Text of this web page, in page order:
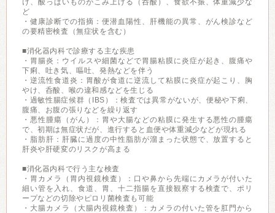
け、酸っぱいものがこみ上げる（呑酸）、食欲不振、体重減少な
ど
・健康診断での指摘：便潜血陽性、肝機能の異常、がん検診など
の要精密検査（無症状を含む）
■消化器内科で診療する主な疾患
・胃腸炎：ウイルスや細菌などで胃腸粘膜に炎症が起き、腹痛や
下痢、吐き気、嘔吐、発熱などを伴う
・逆流性食道炎：胃酸が食道に逆流して粘膜に炎症が起こり、胸
やけ、呑酸、喉の違和感などを生じる
・過敏性腸症候群（IBS）：検査では異常がないが、便秘や下痢、
腹痛、お腹の張りなどを繰り返す
・悪性腫瘍（がん）：胃や大腸などの粘膜に発生する悪性の腫瘍
で、初期は無症状だが、進行すると血便や体重減少などが現れる
・脂肪肝：肝臓に過度の中性脂肪が溜まった状態で、放置すると
肝炎や肝硬変のリスクが高まる
■消化器内科で行う主な検査
・胃カメラ（胃内視鏡検査）：口や鼻から先端にカメラが付いた
細い管を入れ、食道、胃、十二指腸を直接観察する検査で、ポリ
ープなどの切除やピロリ菌検査も可能
・大腸カメラ（大腸内視鏡検査）：カメラの付いた管を肛門から